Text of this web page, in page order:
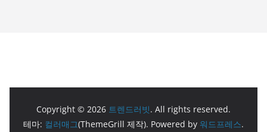
Copyright © 2026 트렌드러빗. All rights reserved.
테마: 컬러매그(ThemeGrill 제작). Powered by 워드프레스.